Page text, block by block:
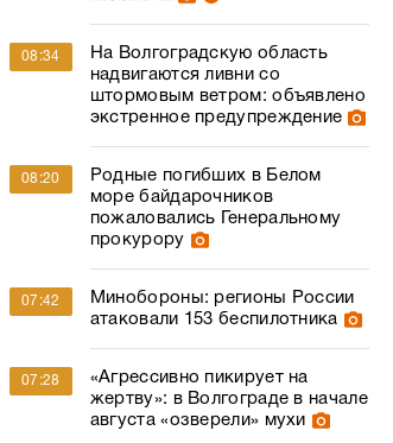
08:34
На Волгоградскую область
надвигаются ливни со
штормовым ветром: объявлено
экстренное предупреждение
08:20
Родные погибших в Белом
море байдарочников
пожаловались Генеральному
прокурору
07:42
Минобороны: регионы России
атаковали 153 беспилотника
07:28
«Агрессивно пикирует на
жертву»: в Волгограде в начале
августа «озверели» мухи